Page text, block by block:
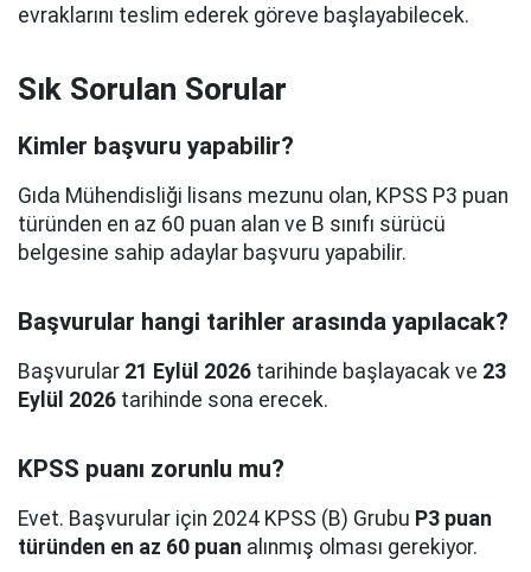
evraklarını teslim ederek göreve başlayabilecek.
Sık Sorulan Sorular
Kimler başvuru yapabilir?
Gıda Mühendisliği lisans mezunu olan, KPSS P3 puan
türünden en az 60 puan alan ve B sınıfı sürücü
belgesine sahip adaylar başvuru yapabilir.
Başvurular hangi tarihler arasında yapılacak?
Başvurular 21 Eylül 2026 tarihinde başlayacak ve 23
Eylül 2026 tarihinde sona erecek.
KPSS puanı zorunlu mu?
Evet. Başvurular için 2024 KPSS (B) Grubu P3 puan
türünden en az 60 puan alınmış olması gerekiyor.